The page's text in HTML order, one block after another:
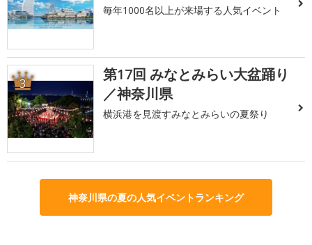
毎年1000名以上が来場する人気イベント
3
第17回 みなとみらい大盆踊り
／神奈川県
横浜港を見渡すみなとみらいの夏祭り
神奈川県の夏の人気イベントランキング